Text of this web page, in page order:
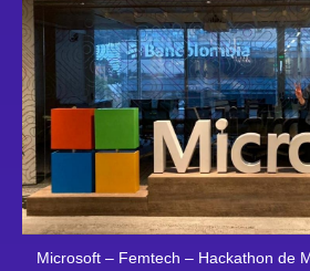
Microsoft – Femtech – Hackathon de